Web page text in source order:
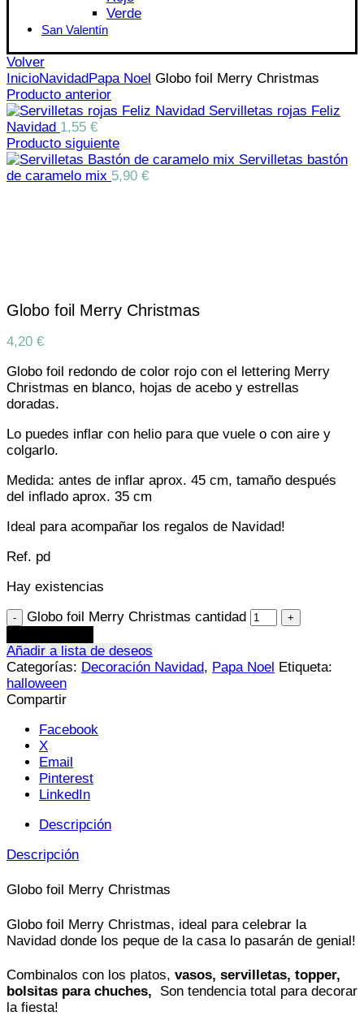
Verde
San Valentín
Volver
InicioNavidadPapa Noel Globo foil Merry Christmas
Producto anterior
Servilletas rojas Feliz
Navidad 1,55 €
Producto siguiente
Servilletas bastón
de caramelo mix 5,90 €
Globo foil Merry Christmas
4,20 €
Globo foil redondo de color rojo con el lettering Merry
Christmas en blanco, hojas de acebo y estrellas
doradas.
Lo puedes inflar con helio para que vuele o con aire y
colgarlo.
Medida: antes de inflar aprox. 45 cm, tamaño después
del inflado aprox. 35 cm
Ideal para acompañar los regalos de Navidad!
Ref. pd
Hay existencias
Globo foil Merry Christmas cantidad
Añadir a lista de deseos
Categorías: Decoración Navidad, Papa Noel
Etiqueta:
halloween
Compartir
Facebook
X
Email
Pinterest
LinkedIn
Descripción
Descripción
Globo foil Merry Christmas
Globo foil Merry Christmas, ideal para celebrar la
Navidad donde los peque de la casa lo pasarán de genial!
Combinalos con los platos, vasos, servilletas, topper,
bolsitas para chuches,
Son tendencia total para decorar
la fiesta!